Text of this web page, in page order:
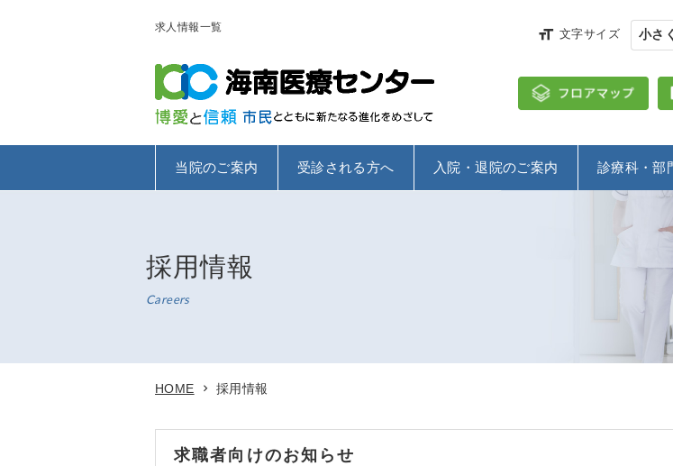
求人情報一覧
文字サイズ 小さく
当院のご案内 受診される方へ 入院・退院のご案内 診療科・部
採用情報
Careers
HOME 採用情報
求職者向けのお知らせ